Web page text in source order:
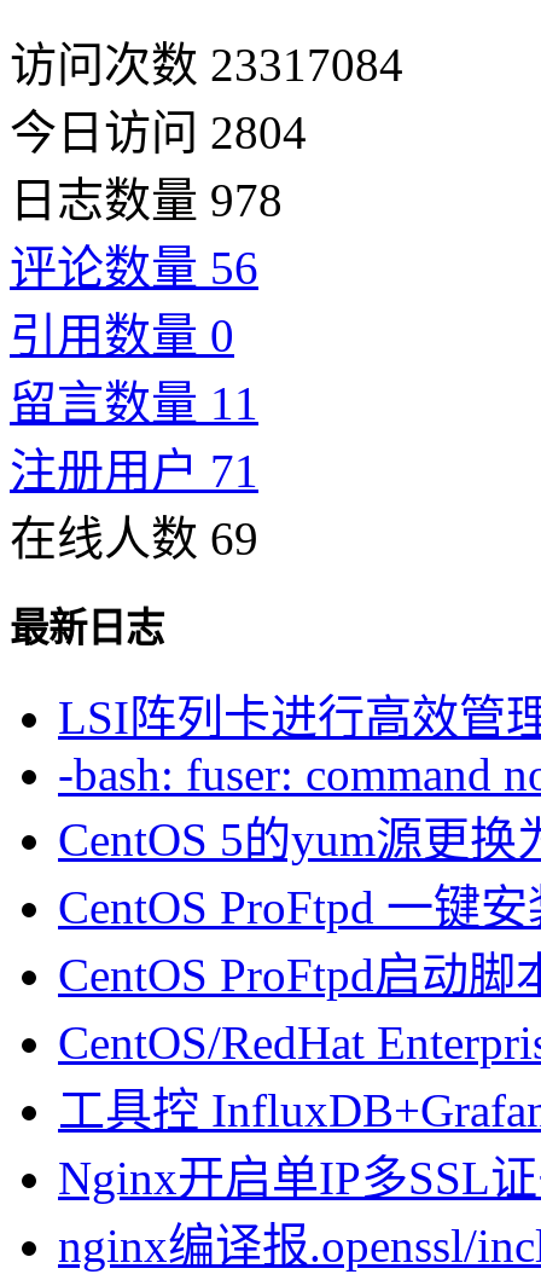
访问次数 23317084
今日访问 2804
日志数量 978
评论数量 56
引用数量 0
留言数量 11
注册用户 71
在线人数 69
最新日志
LSI阵列卡进行高效管
-bash: fuser: command
CentOS 5的yum源更
CentOS ProFtpd 一键
CentOS ProFtpd启动脚
CentOS/RedHat
工具控
Nginx开启单IP多SSL
nginx编译报.openssl/